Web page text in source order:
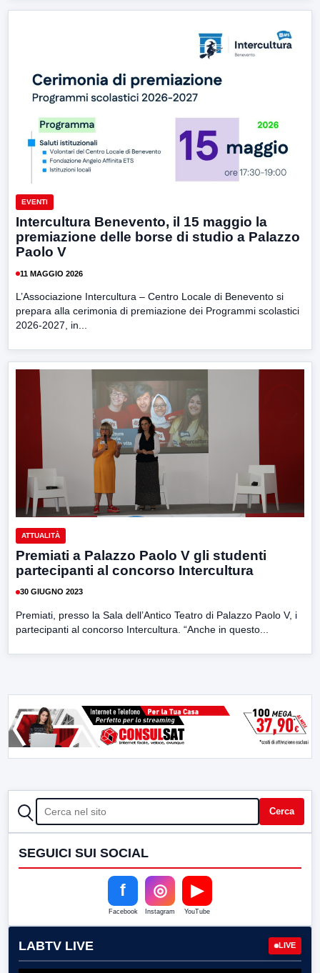
EVENTI
Intercultura Benevento, il 15 maggio la
premiazione delle borse di studio a Palazzo
Paolo V
11 MAGGIO 2026
L’Associazione Intercultura – Centro Locale di Benevento si
prepara alla cerimonia di premiazione dei Programmi scolastici
2026-2027, in...
ATTUALITÀ
Premiati a Palazzo Paolo V gli studenti
partecipanti al concorso Intercultura
30 GIUGNO 2023
Premiati, presso la Sala dell’Antico Teatro di Palazzo Paolo V, i
partecipanti al concorso Intercultura. “Anche in questo...
CERCA Cerca
SEGUICI SUI SOCIAL
f
Facebook
◎
Instagram
▶
YouTube
LABTV LIVE LIVE